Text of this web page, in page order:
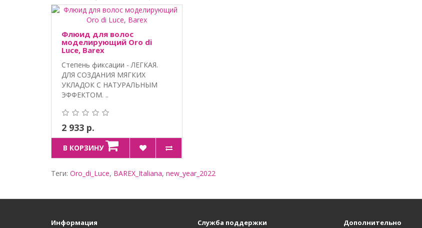
Флюид для волос
моделирующий Oro di
Luce, Barex
Степень фиксации - ЛЕГКАЯ.
ДЛЯ СОЗДАНИЯ МЯГКИХ
УКЛАДОК С НАТУРАЛЬНЫМ
ЭФФЕКТОМ. ..
2 933 р.
В КОРЗИНУ
Теги: Oro_di_Luce, BAREX_Italiana, new_year_2022
Информация Служба поддержки Дополнительно